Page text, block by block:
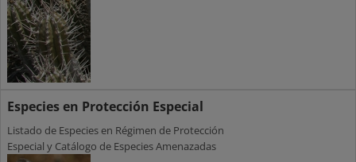
Especies en Protección Especial
Listado de Especies en Régimen de Protección
Especial y Catálogo de Especies Amenazadas